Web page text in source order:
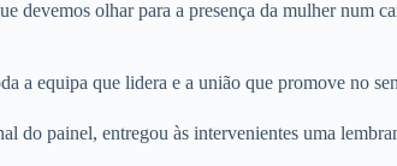
devemos olhar para a presença da mulher num
a equipa que lidera e a união que promove no
do painel, entregou às intervenientes uma